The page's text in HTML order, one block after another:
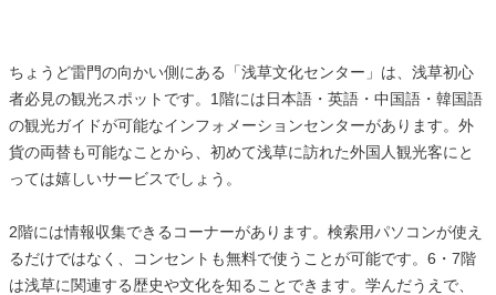
ちょうど雷門の向かい側にある「浅草文化センター」は、浅草初心
者必見の観光スポットです。1階には日本語・英語・中国語・韓国語
の観光ガイドが可能なインフォメーションセンターがあります。外
貨の両替も可能なことから、初めて浅草に訪れた外国人観光客にと
っては嬉しいサービスでしょう。
2階には情報収集できるコーナーがあります。検索用パソコンが使え
るだけではなく、コンセントも無料で使うことが可能です。6・7階
は浅草に関連する歴史や文化を知ることできます。学んだうえで、